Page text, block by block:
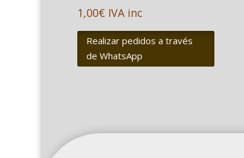
1,00€ IVA inc
Realizar pedidos a través
de WhatsApp